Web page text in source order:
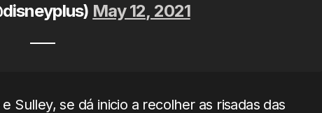
May 12, 2021
Sulley, se dá inicio a recolher as risadas das